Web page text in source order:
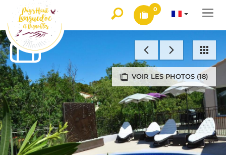
0
VOIR LES PHOTOS (18)